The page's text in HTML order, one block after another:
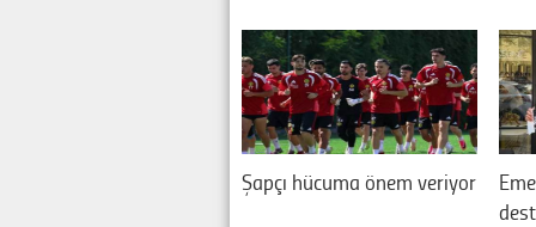
Şapçı hücuma önem veriyor